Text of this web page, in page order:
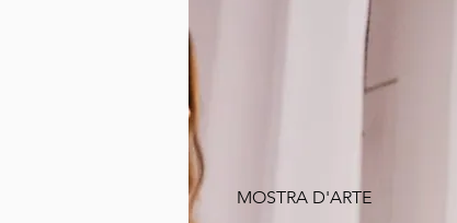
MOSTRA D'ARTE